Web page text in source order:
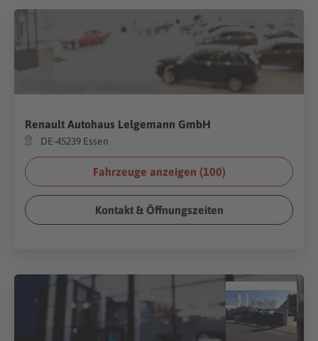
Renault Autohaus Lelgemann GmbH
DE-45239 Essen
Fahrzeuge anzeigen (100)
Kontakt & Öffnungszeiten